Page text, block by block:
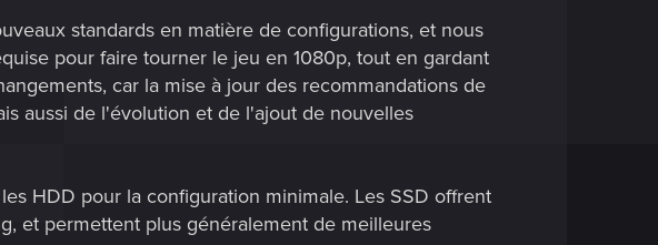
standards en matière de configurations, et nous
pour faire tourner le jeu en 1080p, tout en gardant
car la mise à jour des recommandations de
aussi de l'évolution et de l'ajout de nouvelles
HDD pour la configuration minimale. Les SSD offrent
et permettent plus généralement de meilleures